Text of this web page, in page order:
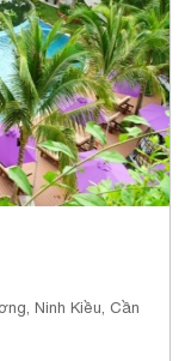
Ninh Kiều, Cần